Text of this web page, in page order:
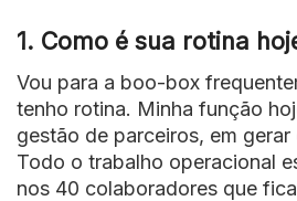
1. Como é sua rotina
Vou para a boo-box
tenho rotina. Minha função
gestão de parceiros, em
Todo o trabalho operacional
nos 40 colaboradores que